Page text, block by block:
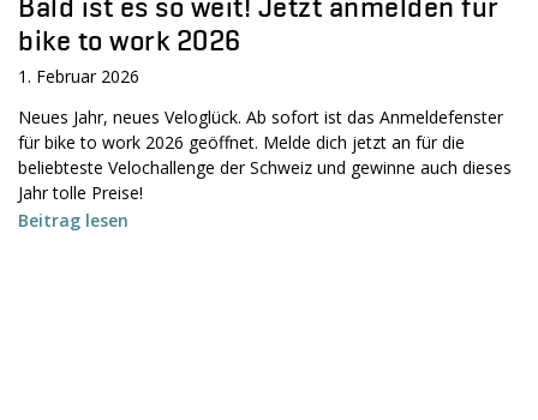
bike to work 2026
1. Februar 2026
Neues Jahr, neues Veloglück. Ab sofort ist das Anmeldefenster
für bike to work 2026 geöffnet. Melde dich jetzt an für die
beliebteste Velochallenge der Schweiz und gewinne auch dieses
Jahr tolle Preise!
Beitrag lesen